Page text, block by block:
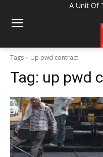
A Unit Of
Tags Up pwd contract
Tag: up pwd